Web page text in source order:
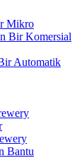
Mikro
Bir Komersial
Automatik
Bantu